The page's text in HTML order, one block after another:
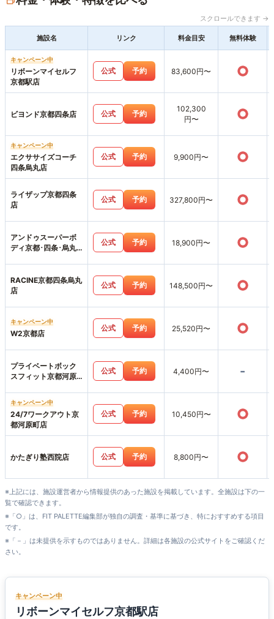
スクロールできます →
施設名 リンク 料金目安 無料体験
キャンペーン中
リボーンマイセルフ
京都駅店
公式 予約 83,600円〜 ○
ビヨンド京都四条店 公式 予約
102,300
円〜
○
キャンペーン中
エクササイズコーチ
四条烏丸店
公式 予約 9,900円〜 ○
ライザップ京都四条
店
公式 予約 327,800円〜 ○
アンドゥスーパーボ
ディ京都･四条･烏丸
公式 予約 18,900円〜 ○
RACINE京都四条烏丸
店
公式 予約 148,500円〜 ○
キャンペーン中
W2京都店
公式 予約 25,520円〜 ○
プライベートボック
スフィット京都河原
公式 予約 4,400円〜 -
キャンペーン中
24/7ワークアウト京
都河原町店
公式 予約 10,450円〜 ○
かたぎり塾西院店 公式 予約 8,800円〜 ○
※上記には、施設運営者から情報提供のあった施設を掲載しています。全施設は下の一
覧で確認できます。
※「○」は、FIT PALETTE編集部が独自の調査・基準に基づき、特におすすめする項目
です。
※「－」は未提供を示すものではありません。詳細は各施設の公式サイトをご確認くだ
さい。
キャンペーン中
リボーンマイセルフ京都駅店